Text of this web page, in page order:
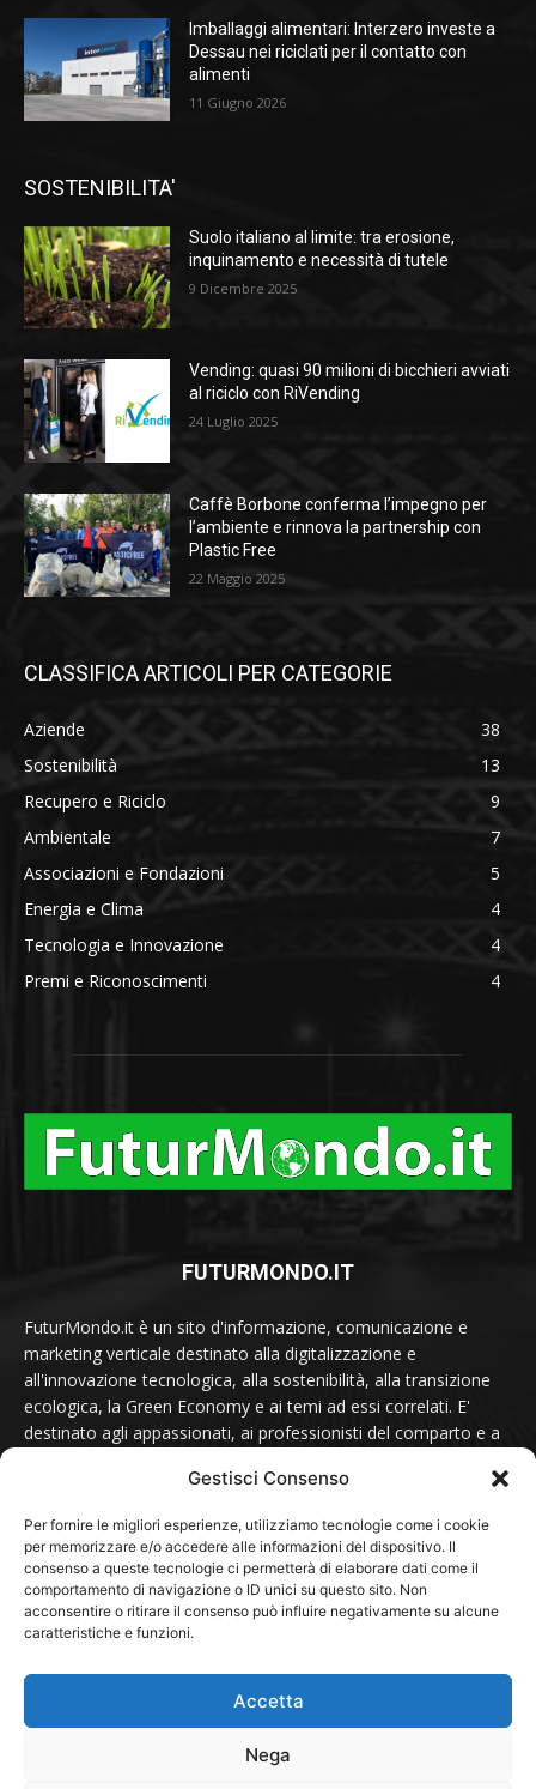
Gestisci Consenso
Per fornire le migliori esperienze, utilizziamo tecnologie come i cookie
per memorizzare e/o accedere alle informazioni del dispositivo. Il
consenso a queste tecnologie ci permetterà di elaborare dati come il
comportamento di navigazione o ID unici su questo sito. Non
acconsentire o ritirare il consenso può influire negativamente su alcune
caratteristiche e funzioni.
Accetta
Nega
Imballaggi alimentari: Interzero investe a
Dessau nei riciclati per il contatto con
alimenti
11 Giugno 2026
SOSTENIBILITA'
Suolo italiano al limite: tra erosione,
inquinamento e necessità di tutele
9 Dicembre 2025
Vending: quasi 90 milioni di bicchieri avviati
al riciclo con RiVending
24 Luglio 2025
Caffè Borbone conferma l’impegno per
l’ambiente e rinnova la partnership con
Plastic Free
22 Maggio 2025
CLASSIFICA ARTICOLI PER CATEGORIE
Aziende
38
Sostenibilità
13
Recupero e Riciclo
9
Ambientale
7
Associazioni e Fondazioni
5
Energia e Clima
4
Tecnologia e Innovazione
4
Premi e Riconoscimenti
4
FUTURMONDO.IT
FuturMondo.it è un sito d'informazione, comunicazione e
marketing verticale destinato alla digitalizzazione e
all'innovazione tecnologica, alla sostenibilità, alla transizione
ecologica, la Green Economy e ai temi ad essi correlati. E'
destinato agli appassionati, ai professionisti del comparto e a
SEGUICI SU